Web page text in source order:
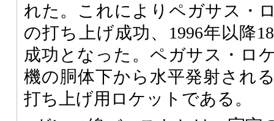
れた。これによりペガサス・
の打ち上げ成功、1996年以降
成功となった。ペガサス・ロ
機の胴体下から水平発射され
打ち上げ用ロケットである。